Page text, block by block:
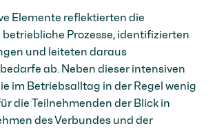
Elemente reflektierten die
Prozesse, identifizierten
und leiteten daraus
ab. Neben dieser intensiven
im Betriebsalltag in der Regel wenig
die Teilnehmenden der Blick in
des Verbundes und der